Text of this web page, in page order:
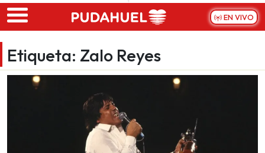
Skip to main content
EN VIVO
Etiqueta: Zalo Reyes